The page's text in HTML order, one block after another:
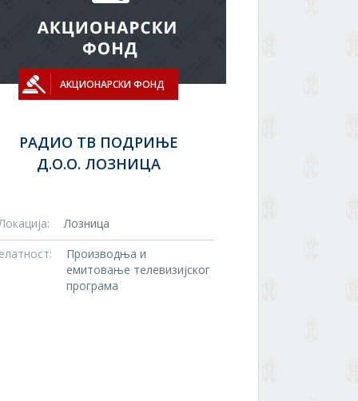
АКЦИОНАРСКИ ФОНД
РАДИО ТВ ПОДРИЊЕ
Д.О.О. ЛОЗНИЦА
Лозница
Производња и
емитовање телевизијског
програма